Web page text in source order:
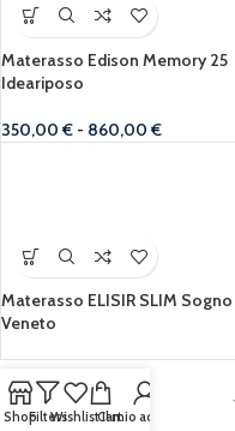
Materasso Edison Memory 25
Ideariposo
350,00€ - 860,00€
Materasso ELISIR SLIM Sogno
Veneto
ShopFiltersWishlistCart
Il mio account